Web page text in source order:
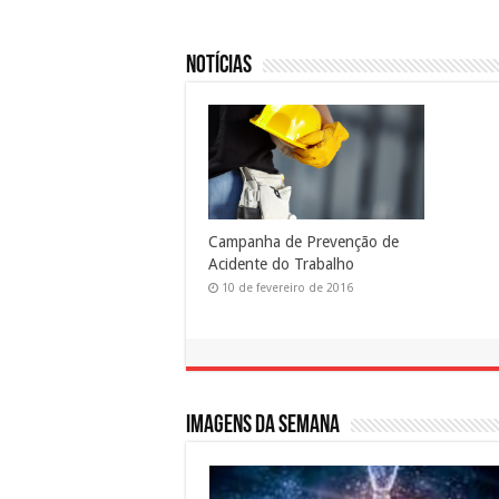
Notícias
Campanha de Prevenção de
Acidente do Trabalho
10 de fevereiro de 2016
Imagens da semana